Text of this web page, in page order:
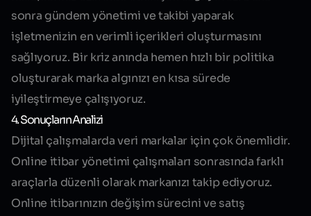
sonra gündem yönetimi ve takibi yaparak
işletmenizin en verimli içerikleri oluşturmasını
sağlıyoruz. Bir kriz anında hemen hızlı bir politika
oluşturarak marka algınızı en kısa sürede
iyileştirmeye çalışıyoruz.
4. Sonuçların Analizi
Dijital çalışmalarda veri markalar için çok önemlidir.
Online itibar yönetimi çalışmaları sonrasında farklı
araçlarla düzenli olarak markanızı takip ediyoruz.
Online itibarınızın değişim sürecini ve satış